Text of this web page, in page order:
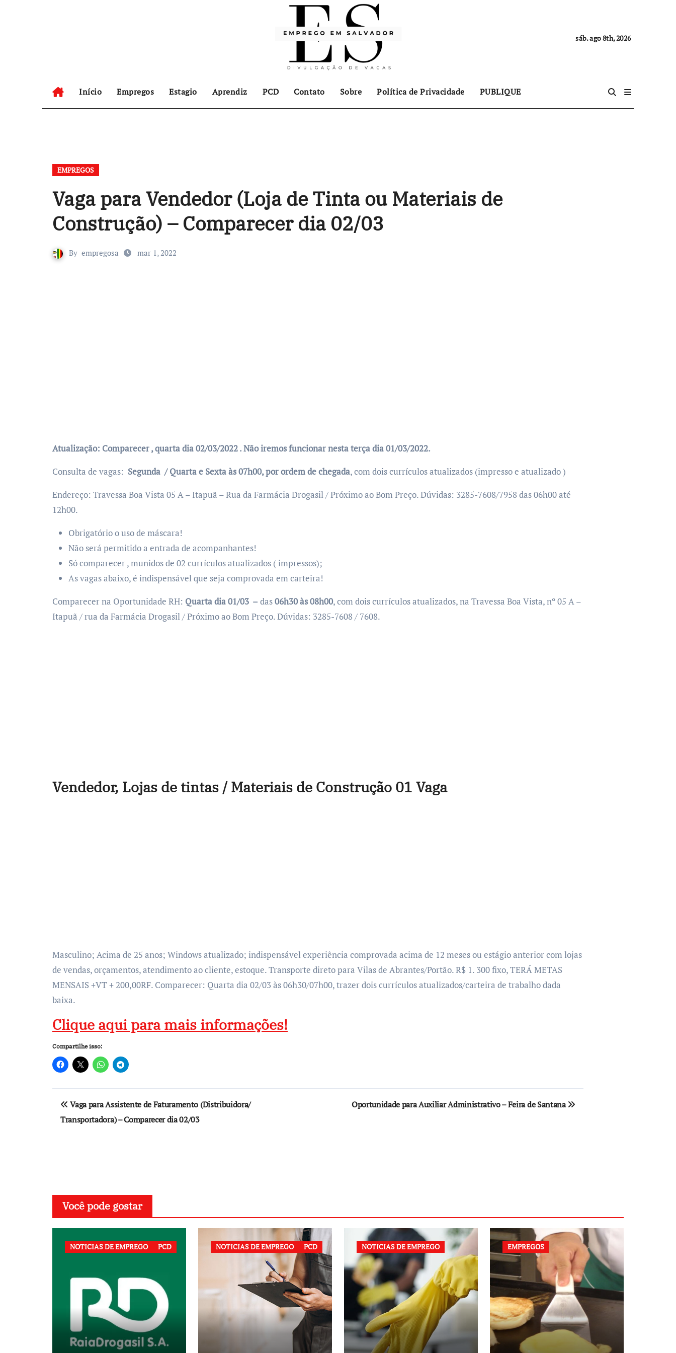
sáb. ago 8th, 2026
Início Empregos Estagio Aprendiz PCD Contato Sobre Política de Privacidade PUBLIQUE
EMPREGOS
Vaga para Vendedor (Loja de Tinta ou Materiais de
Construção) – Comparecer dia 02/03
By empregosa mar 1, 2022
Atualização: Comparecer , quarta dia 02/03/2022 . Não iremos funcionar nesta terça dia 01/03/2022.
Consulta de vagas: Segunda / Quarta e Sexta às 07h00, por ordem de chegada, com dois currículos atualizados (impresso e atualizado )
Endereço: Travessa Boa Vista 05 A – Itapuã – Rua da Farmácia Drogasil / Próximo ao Bom Preço. Dúvidas: 3285-7608/7958 das 06h00 até
12h00.
Obrigatório o uso de máscara!
Não será permitido a entrada de acompanhantes!
Só comparecer , munidos de 02 currículos atualizados ( impressos);
As vagas abaixo, é indispensável que seja comprovada em carteira!
Comparecer na Oportunidade RH: Quarta dia 01/03 – das06h30 às 08h00, com dois currículos atualizados, na Travessa Boa Vista, nº 05 A –
Itapuã / rua da Farmácia Drogasil / Próximo ao Bom Preço. Dúvidas: 3285-7608 / 7608.
Vendedor, Lojas de tintas / Materiais de Construção 01 Vaga
Masculino; Acima de 25 anos; Windows atualizado; indispensável experiência comprovada acima de 12 meses ou estágio anterior com lojas
de vendas, orçamentos, atendimento ao cliente, estoque. Transporte direto para Vilas de Abrantes/Portão. R$ 1. 300 fixo, TERÁ METAS
MENSAIS +VT + 200,00RF. Comparecer: Quarta dia 02/03 às 06h30/07h00, trazer dois currículos atualizados/carteira de trabalho dada
baixa.
Clique aqui para mais informações!
Compartilhe isso:
Navegação
de
Vaga para Assistente de Faturamento (Distribuidora/
Transportadora) – Comparecer dia 02/03
Oportunidade para Auxiliar Administrativo – Feira de Santana
Você pode gostar
NOTICIAS DE EMPREGO PCD NOTICIAS DE EMPREGO PCD NOTICIAS DE EMPREGO EMPREGOS